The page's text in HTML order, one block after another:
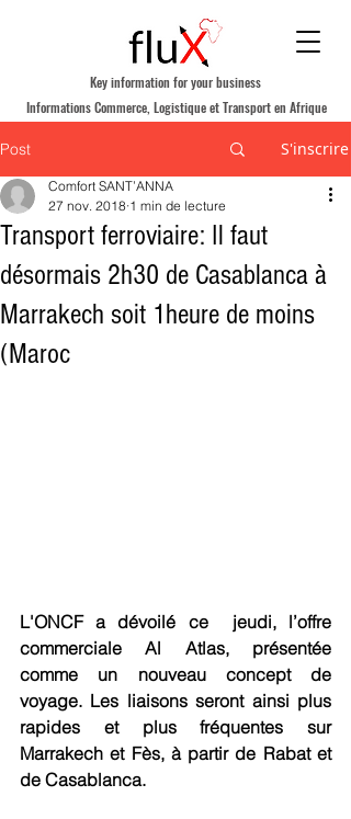
Informations Commerce, Logistique et Transport en Afrique
Key information for your business
Post S'inscrire
Transport ferroviaire: Il faut
désormais 2h30 de Casablanca à
Marrakech soit 1heure de moins
(Maroc
Comfort SANT’ANNA
27 nov. 2018 1 min de lecture
L'ONCF a dévoilé ce  jeudi, l’offre
commerciale Al Atlas, présentée
comme un nouveau concept de
voyage. Les liaisons seront ainsi plus
rapides et plus fréquentes sur
Marrakech et Fès, à partir de Rabat et
de Casablanca.